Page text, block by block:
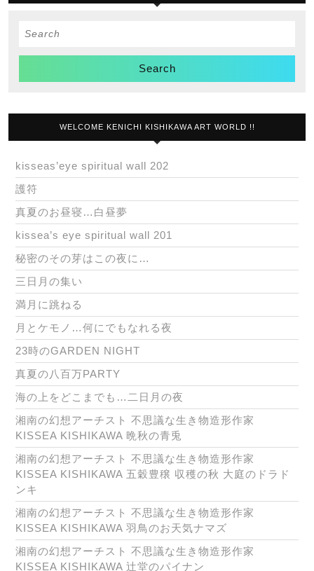
Search
WELCOME KENICHI KISHIKAWA ART WORLD !!
kisseas’eye spiritual wall 202
護符
真夏のお昼寝…白昼夢
kissea’s eye spiritual wall 201
秘密のその芽はこの夜に…
三日月の集い
満月に跳ねる
月とケモノ…何にでもなれる夜
23時のGARDEN NIGHT
真夏の八百万PARTY
海の上をどこまでも…二日月の夜
湘南の幻想アーチスト 不思議な生き物造形作家
KISSEA KISHIKAWA 晩秋の青兎
湘南の幻想アーチスト 不思議な生き物造形作家
KISSEA KISHIKAWA 五穀豊穣 収穫の秋 大庭のドラド
ンキ
湘南の幻想アーチスト 不思議な生き物造形作家
KISSEA KISHIKAWA 羽鳥のお天気ナマズ
湘南の幻想アーチスト 不思議な生き物造形作家
KISSEA KISHIKAWA 辻堂のパイナン